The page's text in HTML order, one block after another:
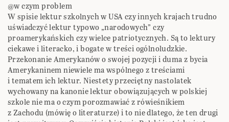
@w czym problem
W spisie lektur szkolnych w USA czy innych krajach trudno
uświadczyć lektur typowo „narodowych” czy
proamerykańskich czy wielce patriotycznych. Są to lektury
ciekawe i literacko, i bogate w treści ogólnoludzkie.
Przekonanie Amerykanów o swojej pozycji i duma z bycia
Amerykaninem niewiele ma wspólnego z treściami
i tematem ich lektur. Niestety przeciętny nastolatek
wychowany na kanonie lektur obowiązujących w polskiej
szkole nie ma o czym porozmawiać z rówieśnikiem
z Zachodu (mówię o literaturze) i to nie dlatego, że ten drugi